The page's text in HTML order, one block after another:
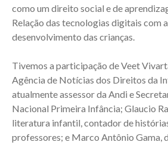
como um direito social e de
Relação das tecnologias digitais com
desenvolvimento das crianças.
Tivemos a participação de Veet
Agência de Notícias dos Direitos da
atualmente assessor da Andi e
Nacional Primeira Infância; Glaucio
literatura infantil, contador de
professores; e Marco Antônio Gama,